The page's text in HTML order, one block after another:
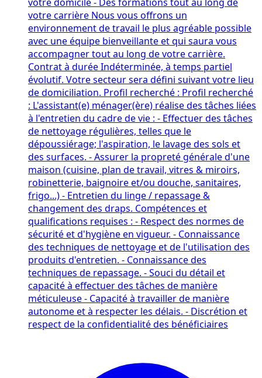
votre carrière Nous vous offrons un
environnement de travail le plus agréable possible
avec une équipe bienveillante et qui saura vous
accompagner tout au long de votre carrière.
Contrat à durée Indéterminée, à temps partiel
évolutif. Votre secteur sera défini suivant votre lieu
de domiciliation. Profil recherché : Profil recherché
: L'assistant(e) ménager(ère) réalise des tâches liées
à l'entretien du cadre de vie : - Effectuer des tâches
de nettoyage régulières, telles que le
dépoussiérage; l'aspiration, le lavage des sols et
des surfaces. - Assurer la propreté générale d'une
maison (cuisine, plan de travail, vitres & miroirs,
robinetterie, baignoire et/ou douche, sanitaires,
frigo...) - Entretien du linge / repassage &
changement des draps. Compétences et
qualifications requises : - Respect des normes de
sécurité et d'hygiène en vigueur. - Connaissance
des techniques de nettoyage et de l'utilisation des
produits d'entretien. - Connaissance des
techniques de repassage. - Souci du détail et
capacité à effectuer des tâches de manière
méticuleuse - Capacité à travailler de manière
autonome et à respecter les délais. - Discrétion et
respect de la confidentialité des bénéficiaires